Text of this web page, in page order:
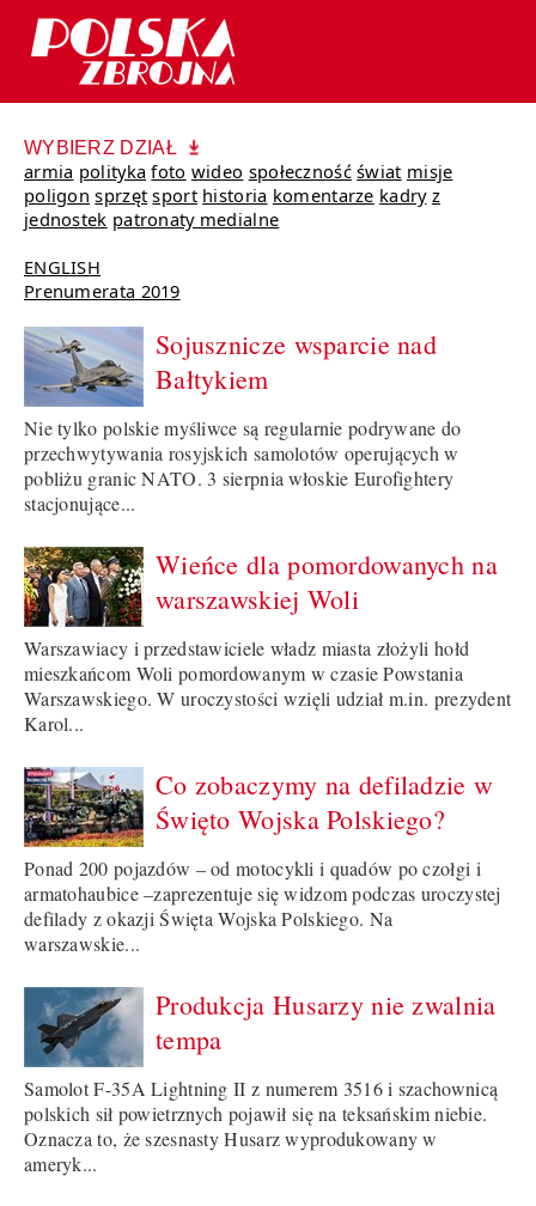
WYBIERZ DZIAŁ
armia polityka foto wideo społeczność świat misje
poligon sprzęt sport historia komentarze kadry z
jednostek patronaty medialne
ENGLISH
Prenumerata 2019
Sojusznicze wsparcie nad
Bałtykiem
Nie tylko polskie myśliwce są regularnie podrywane do
przechwytywania rosyjskich samolotów operujących w
pobliżu granic NATO. 3 sierpnia włoskie Eurofightery
stacjonujące...
Wieńce dla pomordowanych na
warszawskiej Woli
Warszawiacy i przedstawiciele władz miasta złożyli hołd
mieszkańcom Woli pomordowanym w czasie Powstania
Warszawskiego. W uroczystości wzięli udział m.in. prezydent
Karol...
Co zobaczymy na defiladzie w
Święto Wojska Polskiego?
Ponad 200 pojazdów – od motocykli i quadów po czołgi i
armatohaubice –zaprezentuje się widzom podczas uroczystej
defilady z okazji Święta Wojska Polskiego. Na
warszawskie...
Produkcja Husarzy nie zwalnia
tempa
Samolot F-35A Lightning II z numerem 3516 i szachownicą
polskich sił powietrznych pojawił się na teksańskim niebie.
Oznacza to, że szesnasty Husarz wyprodukowany w
ameryk...